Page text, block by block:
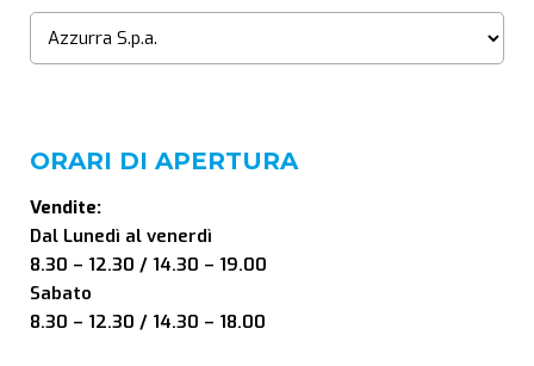
ORARI DI APERTURA
Vendite:
Dal Lunedì al venerdì
8.30 – 12.30 / 14.30 – 19.00
Sabato
8.30 – 12.30 / 14.30 – 18.00